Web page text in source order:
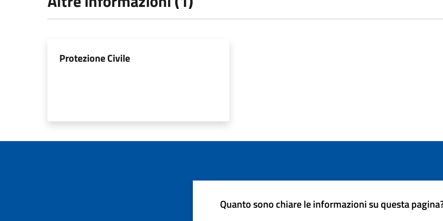
Protezione Civile
Quanto sono chiare le informazioni su questa